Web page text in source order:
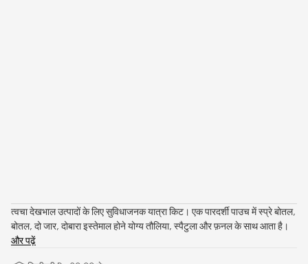
त्वचा देखभाल उत्पादों के लिए सुविधाजनक यात्रा किट। एक पारदर्शी पाउच में स्प्रे बोतल,
बोतल, दो जार, दोबारा इस्तेमाल होने योग्य तौलिया, स्पैटुला और फ़नल के साथ आता है।
और पढ़ें